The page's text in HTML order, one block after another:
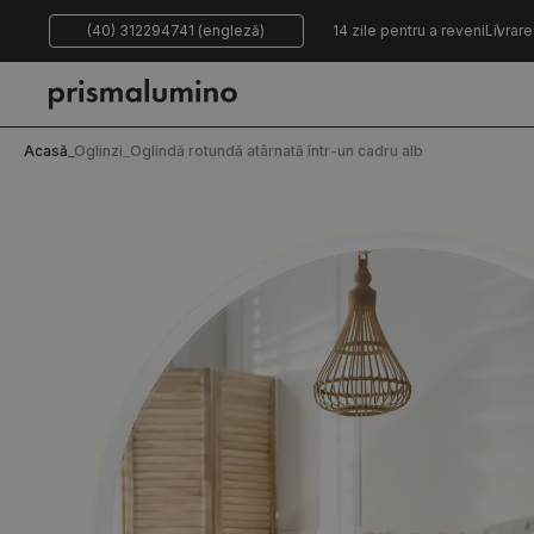
(40) 312294741 (engleză) 14 zile pentru a reveni
Acasă Oglinzi Oglindă rotundă atârnată într-un cadru alb